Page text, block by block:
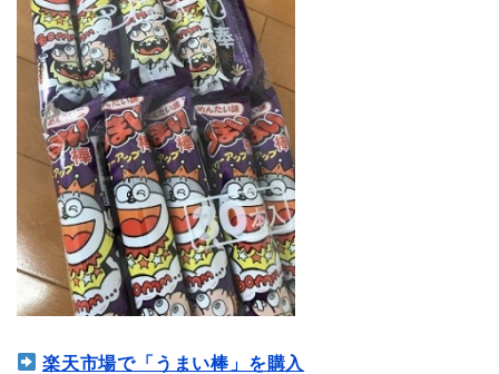
楽天市場で「うまい棒」を購入